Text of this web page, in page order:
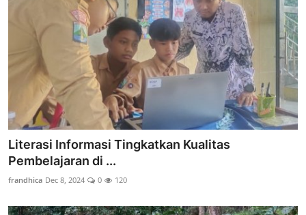
Literasi Informasi Tingkatkan Kualitas
Pembelajaran di ...
frandhica Dec 8, 2024 0 120